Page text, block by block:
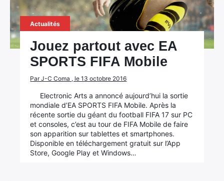
Actualités
Jouez partout avec EA
SPORTS FIFA Mobile
Par J-C Coma , le 13 octobre 2016
Electronic Arts a annoncé aujourd’hui la sortie
mondiale d’EA SPORTS FIFA Mobile. Après la
récente sortie du géant du football FIFA 17 sur PC
et consoles, c’est au tour de FIFA Mobile de faire
son apparition sur tablettes et smartphones.
Disponible en téléchargement gratuit sur l’App
Store, Google Play et Windows…